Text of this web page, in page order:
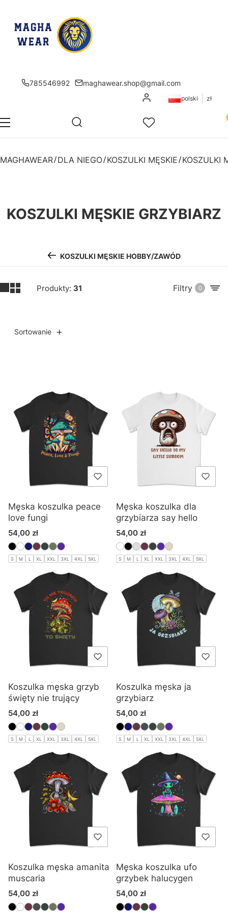
785546992
maghawear.shop@gmail.com
Zaloguj siępolski zł
Menu Otwórz wyszukiwarkę
Szukaj Ulubione
MAGHAWEAR DLA NIEGO KOSZULKI MĘSKIE
KOSZULKI MĘSKIE GRZYBIARZ
KOSZULKI MĘSKIE HOBBY/ZAWÓD
Produkty: 31 Filtry 0
Sortowanie
Lista produktów
Męska koszulka peace
love fungi
Cena
54,00 zł
S M L XL XXL 3XL 4XL 5XL
Męska koszulka dla
grzybiarza say hello
Cena
54,00 zł
S M L XL XXL 3XL 4XL 5XL
Koszulka męska grzyb
święty nie trujący
Cena
54,00 zł
S M L XL XXL 3XL 4XL 5XL
Koszulka męska ja
grzybiarz
Cena
54,00 zł
S M L XL XXL 3XL 4XL 5XL
Koszulka męska amanita
muscaria
Cena
54,00 zł
Męska koszulka ufo
grzybek halucygen
Cena
54,00 zł